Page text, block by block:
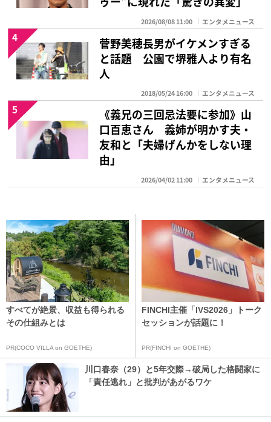
2026/08/08 11:00 エンタメニュース
菅野美穂長男がイケメンすぎる
と話題 公園で堺雅人より有名
人
2018/05/24 16:00 エンタメニュース
4
《義兄の三回忌法要に参加》山
口百恵さん 義姉が明かす夫・
友和と「夫婦げんかをしない理
由」
2026/04/02 11:00 エンタメニュース
5
すべてが絶景、収益も得られる
その仕組みとは
PR(COCO VILLA on GOETHE)
FINCHI主催「IVS2026」トーク
セッションが話題に！
PR(FINCHI on GOETHE)
川口春奈（29）と5年交際→破局した格闘家に
「責任逃れ」と批判があがるワケ